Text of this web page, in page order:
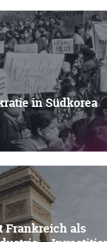
in Südkorea
Frankreich als